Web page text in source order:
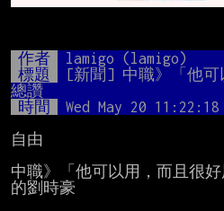
作者 lamigo (lamigo)
標題
[新聞] 中職》「他可
總讚
時間
Wed May 20 11:22:18
自由
中職》「他可以用，而且很
的劉時豪